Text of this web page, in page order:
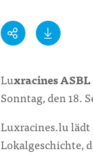
Luxracines ASBL
Sonntag, den 18.
Luxracines.lu lädt
Lokalgeschichte,